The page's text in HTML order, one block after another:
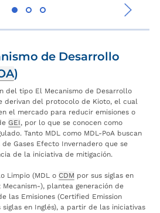
›
de Desarrollo
)
del tipo El Mecanismo de Desarrollo
derivan del protocolo de Kioto, el cual
el mercado para reducir emisiones o
GEI, por lo que se conocen como
Tanto MDL como MDL-PoA buscan
Gases Efecto Invernadero que se
de la iniciativa de mitigación.
Limpio (MDL o CDM por sus siglas en
), plantea generación de
las Emisiones (Certified Emission
siglas en Inglés), a partir de las iniciativas